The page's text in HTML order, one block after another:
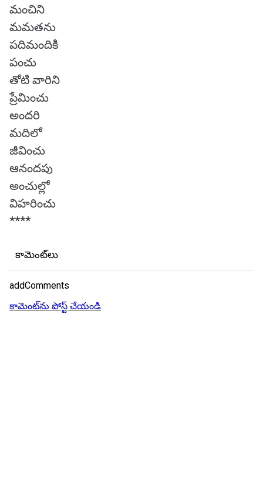
మంచిని
మమతను
పదిమందికి
పంచు
తోటి వారిని
ప్రేమించు
అందరి
మదిలో
జీవించు
ఆనందపు
అంచుల్లో
విహరించు
****
కామెంట్‌లు
addComments
కామెంట్‌ను పోస్ట్ చేయండి